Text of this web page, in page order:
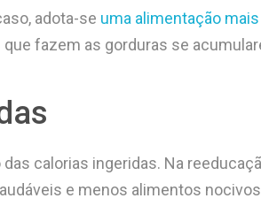
adota-se uma alimentação
fazem as gorduras se
calorias ingeridas. Na
e menos alimentos